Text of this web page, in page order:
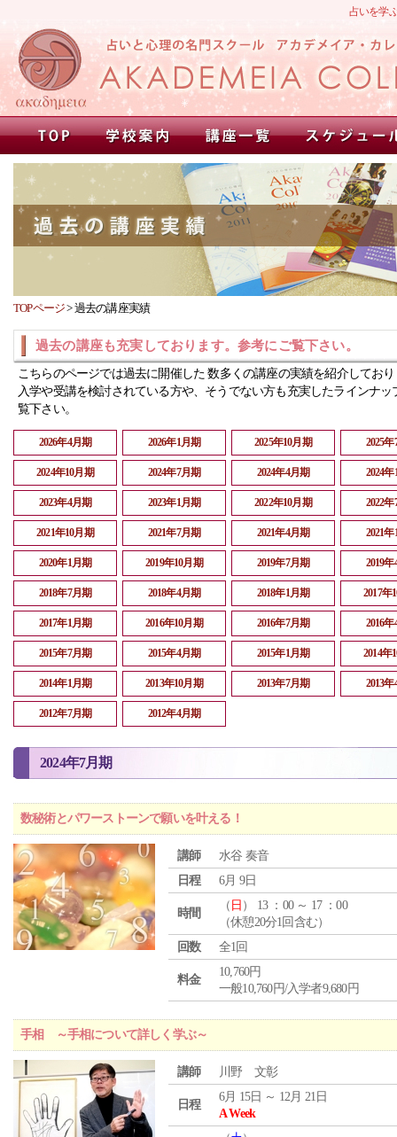
占いを学
TOPページ>過去の講座実績
過去の講座も充実しております。参考にご覧下さい。
こちらのページでは過去に開催した 数多くの講座の実績を紹介してお
入学や受講を検討されている方や、そうでない方も充実したラインナッ
覧下さい。
2026年4月期 2026年1月期 2025年10月期 2025
2024年10月期 2024年7月期 2024年4月期 2024
2023年4月期 2023年1月期 2022年10月期 2022
2021年10月期 2021年7月期 2021年4月期 2021
2020年1月期 2019年10月期 2019年7月期 2019
2018年7月期 2018年4月期 2018年1月期 2017年
2017年1月期 2016年10月期 2016年7月期 2016
2015年7月期 2015年4月期 2015年1月期 2014年
2014年1月期 2013年10月期 2013年7月期 2013
2012年7月期 2012年4月期
2024年7月期
数秘術とパワーストーンで願いを叶える！
講師
水谷 奏音
日程
6月 9日
時間
（ 日 ） 13 ：00 ～ 17 ：00
（休憩20分1回含む）
回数
全1回
料金
10,760円
一般10,760円/入学者9,680円
手相 ～手相について詳しく学ぶ～
講師 川野 文彰
日程
6月 15日 ～ 12月 21日
A Week